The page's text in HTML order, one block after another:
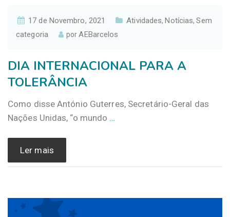
17 de Novembro, 2021 Atividades,Notícias,Sem
categoria
porAEBarcelos
DIA INTERNACIONAL PARA A
TOLERÂNCIA
Como disse António Guterres, Secretário-Geral das
Nações Unidas, “o mundo …
Ler mais